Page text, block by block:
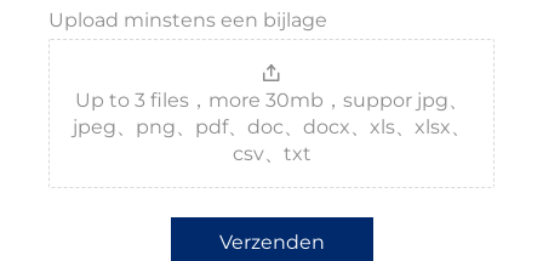
Upload minstens een bijlage
Up to 3 files，more 30mb，suppor jpg、
jpeg、png、pdf、doc、docx、xls、xlsx、
csv、txt
Verzenden